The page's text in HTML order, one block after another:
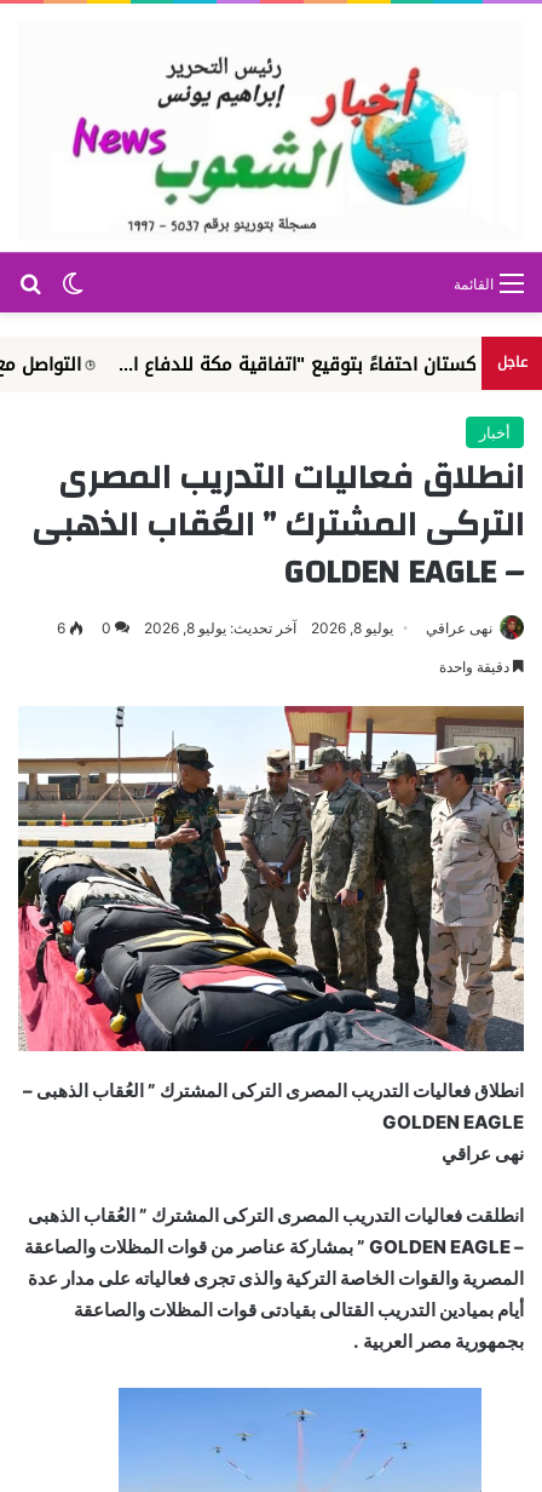
الوضع القائمة
عاجلاحتفاءً بتوقيع "اتفاقية مكة للدفاع ا... التواصل مع
أخبار
انطلاق فعاليات التدريب المصرى
التركى المشترك ” العُقاب الذهبى
– GOLDEN EAGLE
نهى عراقي يوليو 8, 2026 آخر تحديث: يوليو 8, 2026 0
6
دقيقة واحدة
انطلاق فعاليات التدريب المصرى التركى المشترك ” العُقاب الذهبى –
GOLDEN EAGLE
نهى عراقي
انطلقت فعاليات التدريب المصرى التركى المشترك ” العُقاب الذهبى
– GOLDEN EAGLE ” بمشاركة عناصر من قوات المظلات والصاعقة
المصرية والقوات الخاصة التركية والذى تجرى فعالياته على مدار عدة
أيام بميادين التدريب القتالى بقيادتى قوات المظلات والصاعقة
بجمهورية مصر العربية .